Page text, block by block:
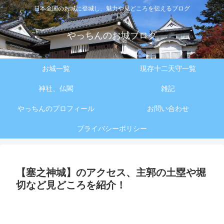
日本全国のお城に登城し、魅力や見どころを伝えるブログ
やっちんのお城ブログ
お城一覧 現存十二天守一覧
神社、仏閣 雑記
やっちんのプロフィール お問い合わせ
プライバシーポリシー
【塞之神城】のアクセス、主郭の土塁や堀
切など見どころを紹介！